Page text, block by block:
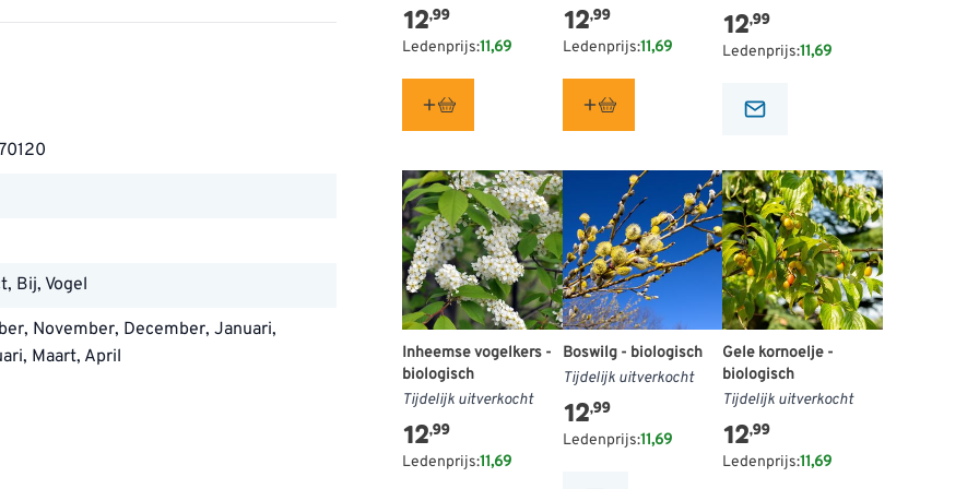
12,99
Ledenprijs:11,69
12,99
Ledenprijs:11,69
12,99
Ledenprijs:11,69
Inheemse vogelkers -
biologisch
Tijdelijk uitverkocht
12,99
Ledenprijs:11,69
Boswilg - biologisch
Tijdelijk uitverkocht
12,99
Ledenprijs:11,69
Gele kornoelje -
biologisch
Tijdelijk uitverkocht
12,99
Ledenprijs:11,69
nestplaats voor zangvogels;
voor een natuurlijke houtwal
scherm te vormen.
ons cultuurlandschap, veel te
Bij, Vogel
November, December, Januari,
Maart, April